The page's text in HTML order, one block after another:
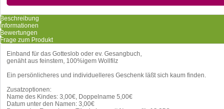
Beschreibung
Informationen
Bewertungen
Frage zum Produkt
Einband für das Gotteslob oder ev. Gesangbuch,
genäht aus feinstem, 100%igem Wollfilz
Ein persönlicheres und individuelleres Geschenk läßt sich kaum finden.
Zusatzoptionen:
Name des Kindes: 3,00€, Doppelname 5,00€
Datum unter den Namen: 3,00€